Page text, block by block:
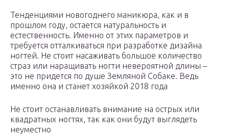
Тенденциями новогоднего маникюра, как и в
прошлом году, остается натуральность и
естественность. Именно от этих параметров и
требуется отталкиваться при разработке дизайна
ногтей. Не стоит насаживать большое количество
страз или наращивать ногти невероятной длины –
это не придется по душе Земляной Собаке. Ведь
именно она и станет хозяйкой 2018 года
Не стоит останавливать внимание на острых или
квадратных ногтях, так как они будут выглядеть
неуместно